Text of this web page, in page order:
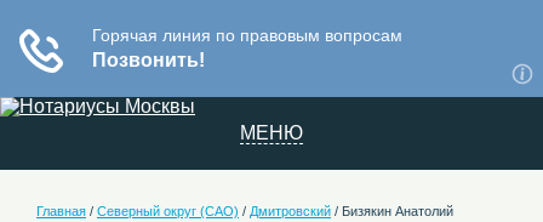
МЕНЮ
Главная / Северный округ (САО) / Дмитровский / Бизякин Анатолий